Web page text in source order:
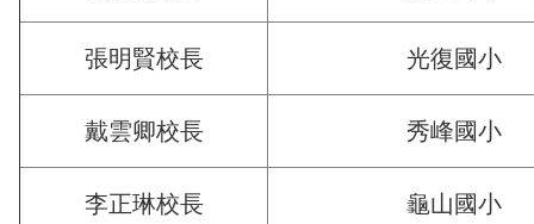
張明賢校長 光復國小
戴雲卿校長 秀峰國小
李正琳校長 龜山國小